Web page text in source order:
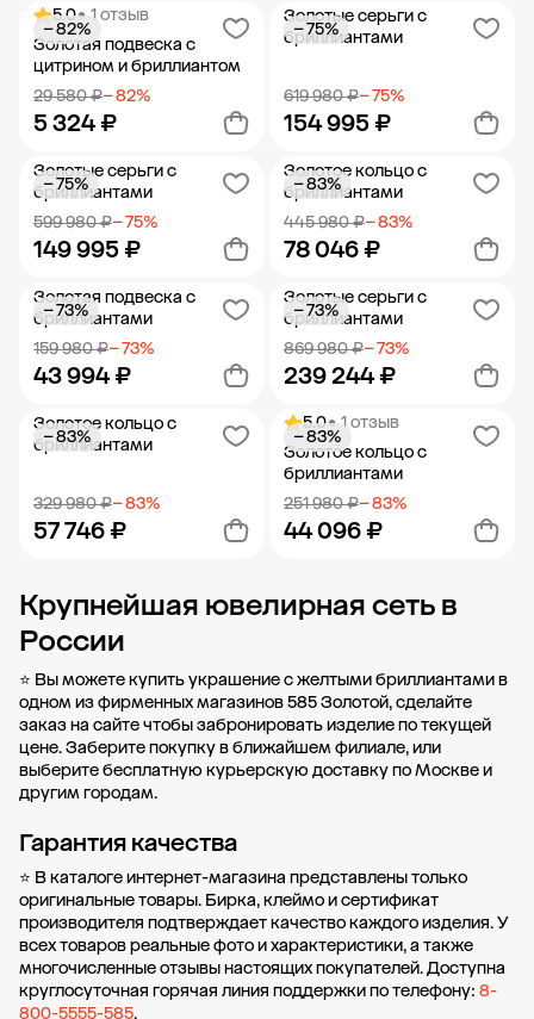
Добавить в корзину Добавить в корзину
5.0• 1 отзыв
Золотая подвеска с
цитрином и бриллиантом
29 580 ₽− 82%
5 324 ₽
− 82%
Добавить в корзину
Золотые серьги с
бриллиантами
619 980 ₽− 75%
154 995 ₽
− 75%
Добавить в корзину
Золотые серьги с
бриллиантами
599 980 ₽− 75%
149 995 ₽
− 75%
Добавить в корзину
Золотое кольцо с
бриллиантами
445 980 ₽− 83%
78 046 ₽
− 83%
Добавить в корзину
Золотая подвеска с
бриллиантами
159 980 ₽− 73%
43 994 ₽
− 73%
Добавить в корзину
Золотые серьги с
бриллиантами
869 980 ₽− 73%
239 244 ₽
− 73%
Добавить в корзину
Золотое кольцо с
бриллиантами
329 980 ₽− 83%
57 746 ₽
− 83%
Добавить в корзину
5.0• 1 отзыв
Золотое кольцо с
бриллиантами
251 980 ₽− 83%
44 096 ₽
− 83%
Добавить в корзину
Крупнейшая ювелирная сеть в
России
⭐ Вы можете купить украшение с желтыми бриллиантами в
одном из фирменных магазинов 585 Золотой, сделайте
заказ на сайте чтобы забронировать изделие по текущей
цене. Заберите покупку вближайшем филиале, или
выберите бесплатную курьерскую доставку по Москве и
другим городам.
Гарантия качества
⭐ В каталоге интернет-магазина представлены только
оригинальные товары. Бирка, клеймо и сертификат
производителя подтверждает качество каждого изделия. У
всех товаров реальные фото и характеристики, а также
многочисленные отзывы настоящих покупателей. Доступна
круглосуточная горячая линия поддержки по телефону: 8-
800-5555-585.